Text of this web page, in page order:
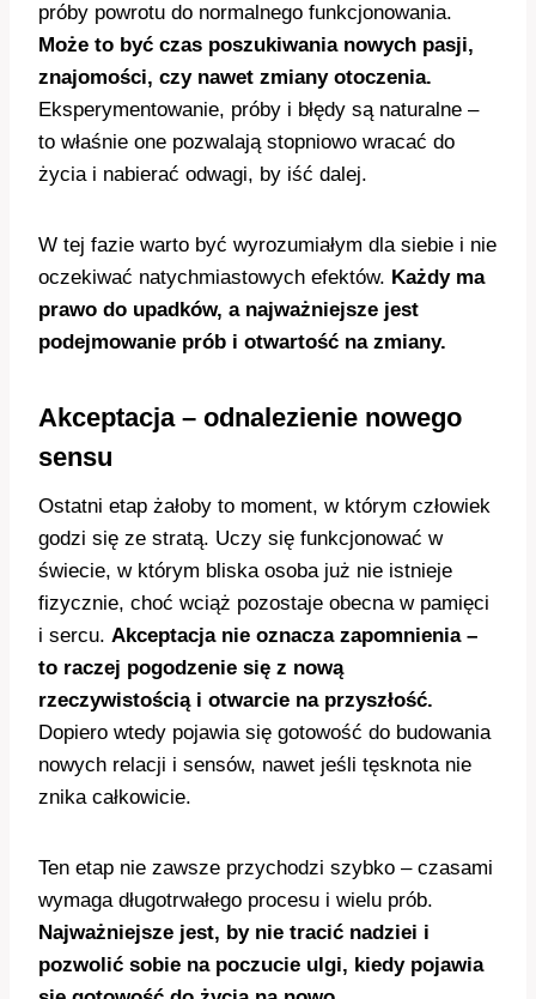
próby powrotu do normalnego funkcjonowania.
Może to być czas poszukiwania nowych pasji,
znajomości, czy nawet zmiany otoczenia.
Eksperymentowanie, próby i błędy są naturalne –
to właśnie one pozwalają stopniowo wracać do
życia i nabierać odwagi, by iść dalej.
W tej fazie warto być wyrozumiałym dla siebie i nie
oczekiwać natychmiastowych efektów. Każdy ma
prawo do upadków, a najważniejsze jest
podejmowanie prób i otwartość na zmiany.
Akceptacja – odnalezienie nowego
sensu
Ostatni etap żałoby to moment, w którym człowiek
godzi się ze stratą. Uczy się funkcjonować w
świecie, w którym bliska osoba już nie istnieje
fizycznie, choć wciąż pozostaje obecna w pamięci
i sercu. Akceptacja nie oznacza zapomnienia –
to raczej pogodzenie się z nową
rzeczywistością i otwarcie na przyszłość.
Dopiero wtedy pojawia się gotowość do budowania
nowych relacji i sensów, nawet jeśli tęsknota nie
znika całkowicie.
Ten etap nie zawsze przychodzi szybko – czasami
wymaga długotrwałego procesu i wielu prób.
Najważniejsze jest, by nie tracić nadziei i
pozwolić sobie na poczucie ulgi, kiedy pojawia